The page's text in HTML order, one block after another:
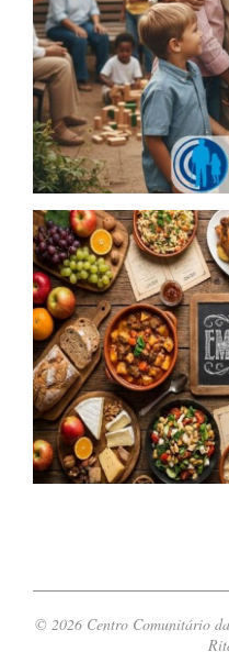
© 2026 Centro Comunitário